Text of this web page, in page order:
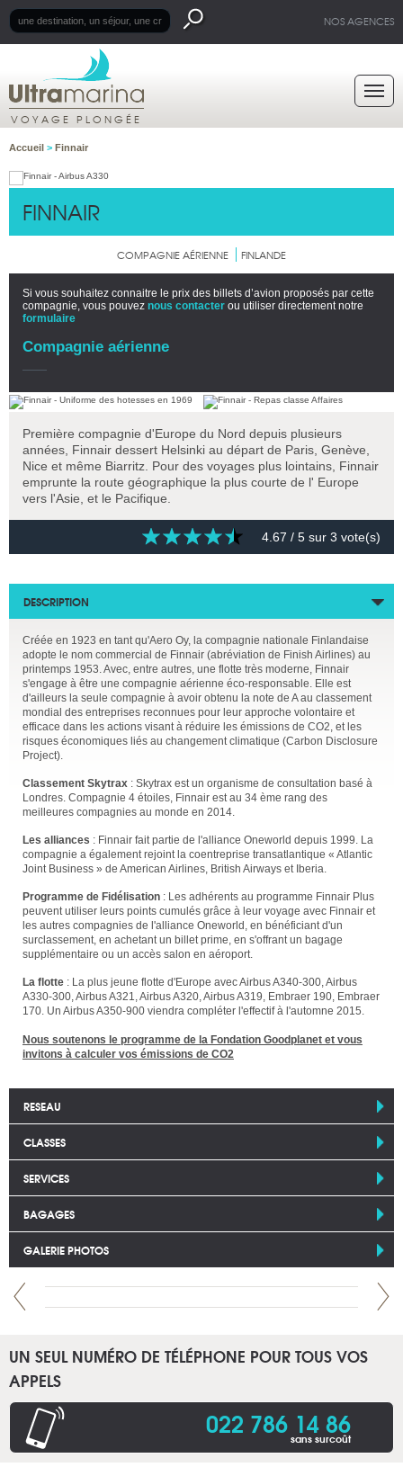
NOS AGENCES
VOYAGE PLONGÉE
Accueil > Finnair
FINNAIR
COMPAGNIE AÉRIENNE FINLANDE
Si vous souhaitez connaitre le prix des billets d’avion proposés par cette
compagnie, vous pouvez nous contacter ou utiliser directement notre
formulaire
Compagnie aérienne
Première compagnie d'Europe du Nord depuis plusieurs
années, Finnair dessert Helsinki au départ de Paris, Genève,
Nice et même Biarritz. Pour des voyages plus lointains, Finnair
emprunte la route géographique la plus courte de l' Europe
vers l'Asie, et le Pacifique.
4.67 / 5 sur 3 vote(s)
DESCRIPTION
Créée en 1923 en tant qu'Aero Oy, la compagnie nationale Finlandaise
adopte le nom commercial de Finnair (abréviation de Finish Airlines) au
printemps 1953. Avec, entre autres, une flotte très moderne, Finnair
s'engage à être une compagnie aérienne éco-responsable. Elle est
d'ailleurs la seule compagnie à avoir obtenu la note de A au classement
mondial des entreprises reconnues pour leur approche volontaire et
efficace dans les actions visant à réduire les émissions de CO2, et les
risques économiques liés au changement climatique (Carbon Disclosure
Project).
Classement Skytrax : Skytrax est un organisme de consultation basé à
Londres. Compagnie 4 étoiles, Finnair est au 34 ème rang des
meilleures compagnies au monde en 2014.
Les alliances : Finnair fait partie de l'alliance Oneworld depuis 1999. La
compagnie a également rejoint la coentreprise transatlantique « Atlantic
Joint Business » de American Airlines, British Airways et Iberia.
Programme de Fidélisation : Les adhérents au programme Finnair Plus
peuvent utiliser leurs points cumulés grâce à leur voyage avec Finnair et
les autres compagnies de l'alliance Oneworld, en bénéficiant d'un
surclassement, en achetant un billet prime, en s'offrant un bagage
supplémentaire ou un accès salon en aéroport.
La flotte : La plus jeune flotte d'Europe avec Airbus A340-300, Airbus
A330-300, Airbus A321, Airbus A320, Airbus A319, Embraer 190, Embraer
170. Un Airbus A350-900 viendra compléter l'effectif à l'automne 2015.
Nous soutenons le programme de la Fondation Goodplanet et vous
invitons à calculer vos émissions de CO2
RESEAU
CLASSES
SERVICES
BAGAGES
GALERIE PHOTOS
UN SEUL NUMÉRO DE TÉLÉPHONE POUR TOUS VOS
APPELS
022 786 14 86
sans surcoût